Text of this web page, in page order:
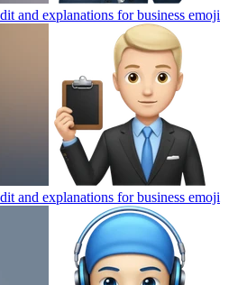
and explanations for business emoji
and explanations for business emoji